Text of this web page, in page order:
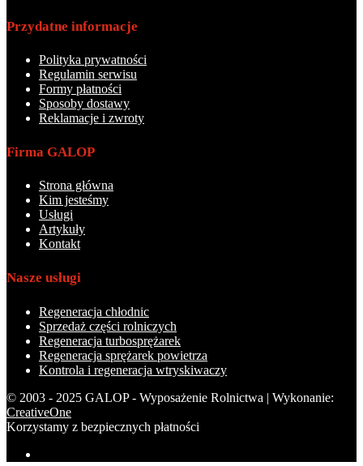
Przydatne informacje
Polityka prywatności
Regulamin serwisu
Formy płatności
Sposoby dostawy
Reklamacje i zwroty
Firma GALOP
Strona główna
Kim jesteśmy
Usługi
Artykuły
Kontakt
Nasze usługi
Regeneracja chłodnic
Sprzedaż części rolniczych
Regeneracja turbosprężarek
Regeneracja sprężarek powietrza
Kontrola i regeneracja wtryskiwaczy
© 2003 - 2025 GALOP - Wyposażenie Rolnictwa | Wykonanie:
CreativeOne
Korzystamy z bezpiecznych płatności